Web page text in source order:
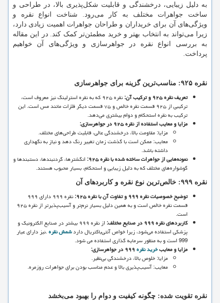
به دلیل زیبایی، درخشندگی و قابلیت شکلپذیری بالا، در طراحی و
ساخت جواهرات مختلف به کار میرود. شناخت انواع نقره و
ویژگیهای آن برای خریداران و طراحان جواهرات اهمیت زیادی دارد،
زیرا میتواند به انتخاب بهتر و خرید مطمئنتر کمک کند. در این مقاله
به بررسی انواع نقره در جواهرسازی و ویژگیهای آن خواهیم
پرداخت.
نقره ۹۲۵: مناسبترین گزینه برای جواهرسازی
تعریف نقره۹۲۵و ترکیب آن:
نقره ۹۲۵ که به نقره استرلینگ نیز معروف است،
ترکیبی از ۹۲۵ قسمت نقره خالص و ۷۵ قسمت دیگر فلزات مانند مس است. این
ترکیب به نقره استحکام و دوام بیشتری میدهد.
مزایا و معایب استفاده از نقره۹۲۵در جواهرسازی:
مزایا: مقاومت بالا، درخشندگی عالی، قابلیت طراحیهای مختلف.
معایب: ممکن است با گذشت زمان تغییر رنگ دهد و نیاز به نگهداری
داشته باشد.
نمونههایی از جواهرات ساخته شده با نقره۹۲۵:انگشترها، گردنبندها، دستبندها و
گوشوارههای مختلف که به دلیل زیبایی و استحکام، بسیار محبوب هستند.
نقره ۹۹۹: خالصترین نوع نقره و کاربردهای آن
توضیح خصوصیات نقره۹۹۹و تفاوت آن با نقره۹۲۵:
نقره ۹۹۹ دارای ۹۹۹
قسمت نقره خالص است و به همین دلیل بسیار نرمتر و آسیب
پذیرتر از نقره ۹۲۵
است.
کاربردهای نقره۹۹۹در صنایع مختلف:
از نقره ۹۹۹ بیشتر در صنایع الکترونیک و
پزشکی استفاده میشود، زیرا خواص آنتیباکتریال دارد .شمش نقره نیز دارای عیار
999 است و به منظور سرمایه گذاری استفاده می شود.
مزایا و معایبخرید نقره۹۹۹در جواهرسازی:
مزایا: خلوص بالا، درخشندگی بینظیر.
معایب: آسیبپذیری بالا و عدم مناسب بودن برای جواهرات روزمره.
نقره تقویت شده: چگونه کیفیت و دوام را بهبود میبخشد